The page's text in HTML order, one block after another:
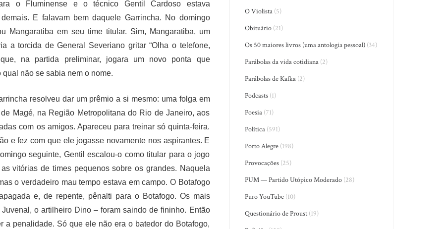
o Fluminense e o técnico Gentil Cardoso estava
E falavam bem daquele Garrincha. No domingo
Mangaratiba em seu time titular. Sim, Mangaratiba, um
a torcida de General Severiano gritar “Olha o telefone,
na partida preliminar, jogara um novo ponta que
não se sabia nem o nome.
resolveu dar um prêmio a si mesmo: uma folga em
Magé, na Região Metropolitana do Rio de Janeiro, aos
com os amigos. Apareceu para treinar só quinta-feira.
e fez com que ele jogasse novamente nos aspirantes. E
seguinte, Gentil escalou-o como titular para o jogo
vitórias de times pequenos sobre os grandes. Naquela
o verdadeiro mau tempo estava em campo. O Botafogo
e, de repente, pênalti para o Botafogo. Os mais
o artilheiro Dino – foram saindo de fininho. Então
a penalidade. Só que ele não era o batedor do Botafogo,
O Violista (5)
Obituário (21)
Os 50 maiores livros (uma antologia pessoal) (34)
Parábolas da vida cotidiana (2)
Parábolas de Kafka (2)
Podcasts (1)
Poesia (71)
Política (591)
Porto Alegre (198)
Provocações (25)
PUM — Partido Utópico Moderado (28)
Puro YouTube (10)
Questionário de Proust (19)